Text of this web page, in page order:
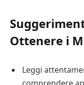
Ottenere i
Leggi